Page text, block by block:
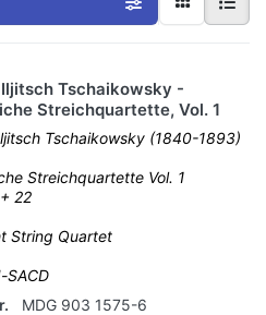
Tschaikowsky -
Streichquartette, Vol. 1
Tschaikowsky (1840-1893)
Streichquartette Vol. 1
22
String Quartet
SACD
MDG 903 1575-6